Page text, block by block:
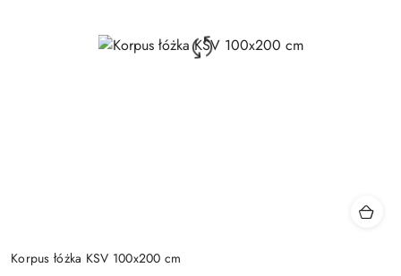
Korpus łóżka KSV 100x200 cm